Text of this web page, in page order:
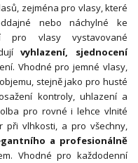
zejména pro vlasy, které
nebo náchylné ke
pro vlasy vystavované
vyhlazení, sjednocení
Vhodné pro jemné vlasy,
stejně jako pro husté
kontroly, uhlazení a
pro rovné i lehce vlnité
při vlhkosti, a pro všechny,
a profesionálně
Vhodné pro každodenní